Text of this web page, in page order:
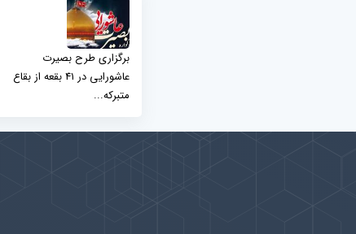
برگزاری طرح بصیرت
عاشورایی در 41 بقعه از بقاع
متبرکه...